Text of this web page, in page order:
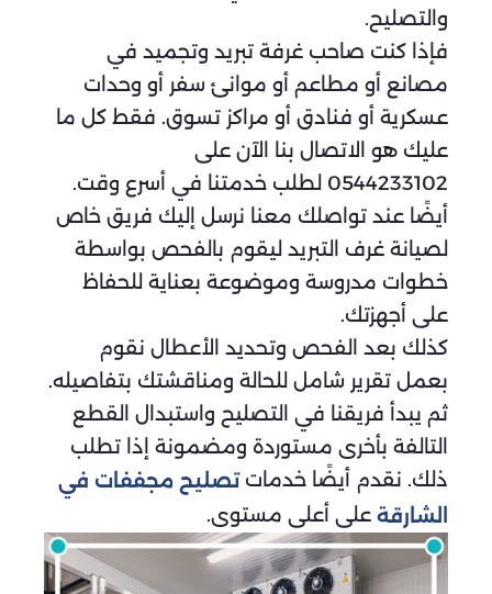
والتصليح.
فإذا كنت صاحب غرفة تبريد وتجميد في
مصانع أو مطاعم أو موانئ سفر أو وحدات
عسكرية أو فنادق أو مراكز تسوق. فقط كل ما
عليك هو الاتصال بنا الآن على
0544233102 لطلب خدمتنا في أسرع وقت.
أيضًا عند تواصلك معنا نرسل إليك فريق خاص
لصيانة غرف التبريد ليقوم بالفحص بواسطة
خطوات مدروسة وموضوعة بعناية للحفاظ
على أجهزتك.
كذلك بعد الفحص وتحديد الأعطال نقوم
بعمل تقرير شامل للحالة ومناقشتك بتفاصيله.
ثم يبدأ فريقنا في التصليح واستبدال القطع
التالفة بأخرى مستوردة ومضمونة إذا تطلب
ذلك. نقدم أيضًا خدماتتصليح مجففات في
الشارقة على أعلى مستوى.